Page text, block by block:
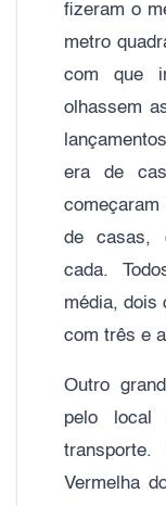
fizeram o
metro
com que
olhassem
era de
começaram
de casas,
cada.
média, dois
com três e
Outro
pelo
Vermelha